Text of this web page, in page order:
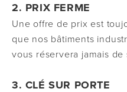
2. PRIX FERME
Une offre de prix est
que nos bâtiments
vous réservera jamais
3. CLÉ SUR PORTE